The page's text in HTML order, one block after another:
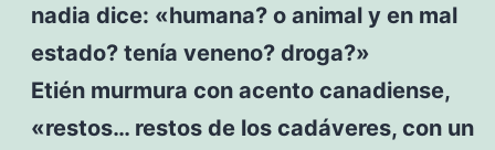
nadia dice: «humana? o animal y en mal
estado? tenía veneno? droga?»
Etién murmura con acento canadiense,
«restos… restos de los cadáveres, con un